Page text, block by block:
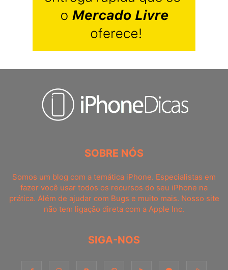
SOBRE NÓS
Somos um blog com a temática iPhone. Especialistas em
fazer você usar todos os recursos do seu iPhone na
prática. Além de ajudar com Bugs e muito mais. Nosso site
não tem ligação direta com a Apple Inc.
SIGA-NOS